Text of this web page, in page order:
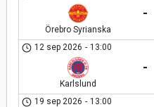
Örebro Syrianska
-
12 sep 2026 - 13:00
Karlslund
-
19 sep 2026 - 13:00